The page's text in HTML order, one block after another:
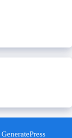
GeneratePress